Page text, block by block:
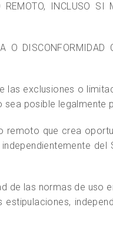
INCLUSO SI
O DISCONFORMIDAD
las exclusiones o
posible legalmente
remoto que crea
del
las normas de uso